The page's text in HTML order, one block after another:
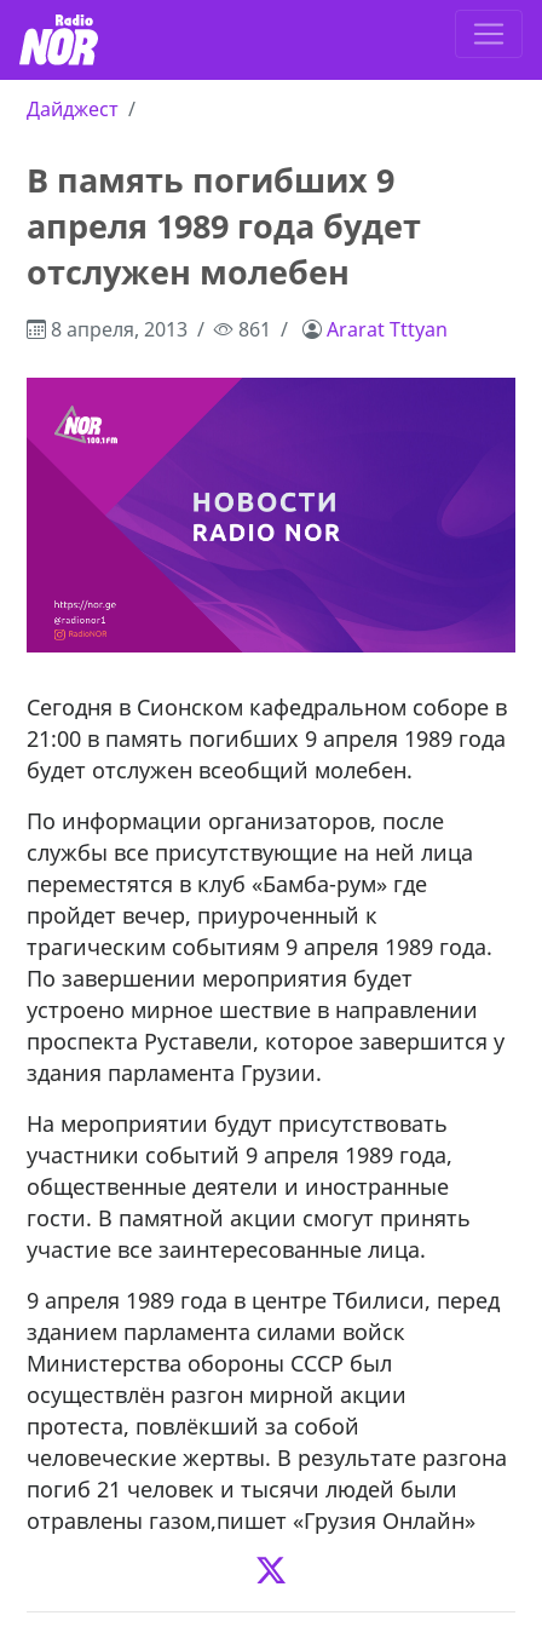
Дайджест
В память погибших 9
апреля 1989 года будет
отслужен молебен
8 апреля, 2013 861 Ararat Tttyan
Сегодня в Сионском кафедральном соборе в
21:00 в память погибших 9 апреля 1989 года
будет отслужен всеобщий молебен.
По информации организаторов, после
службы все присутствующие на ней лица
переместятся в клуб «Бамба-рум» где
пройдет вечер, приуроченный к
трагическим событиям 9 апреля 1989 года.
По завершении мероприятия будет
устроено мирное шествие в направлении
проспекта Руставели, которое завершится у
здания парламента Грузии.
На мероприятии будут присутствовать
участники событий 9 апреля 1989 года,
общественные деятели и иностранные
гости. В памятной акции смогут принять
участие все заинтересованные лица.
9 апреля 1989 года в центре Тбилиси, перед
зданием парламента силами войск
Министерства обороны СССР был
осуществлён разгон мирной акции
протеста, повлёкший за собой
человеческие жертвы. В результате разгона
погиб 21 человек и тысячи людей были
отравлены газом,пишет «Грузия Онлайн»